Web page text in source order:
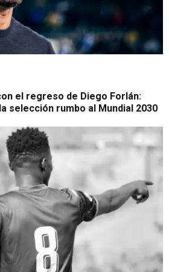
el regreso de Diego Forlán:
selección rumbo al Mundial 2030